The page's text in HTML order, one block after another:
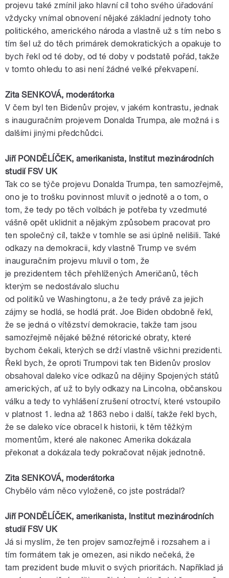
projevu také zmínil jako hlavní cíl toho svého úřadování
vždycky vnímal obnovení nějaké základní jednoty toho
politického, amerického národa a vlastně už s tím nebo s
tím šel už do těch primárek demokratických a opakuje to
bych řekl od té doby, od té doby v podstatě pořád, takže
v tomto ohledu to asi není žádné velké překvapení.
Zita SENKOVÁ, moderátorka
V čem byl ten Bidenův projev, v jakém kontrastu, jednak
s inauguračním projevem Donalda Trumpa, ale možná i s
dalšími jinými předchůdci.
Jiří PONDĚLÍČEK, amerikanista, Institut mezinárodních
studií FSV UK
Tak co se týče projevu Donalda Trumpa, ten samozřejmě,
ono je to trošku povinnost mluvit o jednotě a o tom, o
tom, že tedy po těch volbách je potřeba ty vzedmuté
vášně opět uklidnit a nějakým způsobem pracovat pro
ten společný cíl, takže v tomhle se asi úplně nelišili. Také
odkazy na demokracii, kdy vlastněTrump ve svém
inauguračním projevu mluvil o tom, že
je prezidentem těch přehlížených Američanů, těch
kterým se nedostávalo sluchu
od politiků veWashingtonu, a že tedy právě za jejich
zájmy se hodlá, se hodlá prát. Joe Biden obdobně řekl,
že se jedná o vítězství demokracie, takže tam jsou
samozřejmě nějaké běžné rétorické obraty, které
bychom čekali, kterých se drží vlastně všichni prezidenti.
Řekl bych, že oprotiTrumpovi tak ten Bidenův proslov
obsahoval daleko více odkazů na dějiny Spojených států
amerických, ať už to byly odkazy na Lincolna, občanskou
válku a tedy to vyhlášení zrušení otroctví, které vstoupilo
v platnost 1. ledna až 1863 nebo i další, takže řekl bych,
že se daleko více obracel k historii, k těm těžkým
momentům, které ale nakonecAmerika dokázala
překonat a dokázala tedy pokračovat nějak jednotně.
Zita SENKOVÁ, moderátorka
Chybělo vám něco vyloženě, co jste postrádal?
Jiří PONDĚLÍČEK, amerikanista, Institut mezinárodních
studií FSV UK
Já si myslím, že ten projev samozřejmě i rozsahem a i
tím formátem tak je omezen, asi nikdo nečeká, že
tam prezident bude mluvit o svých prioritách. Například já